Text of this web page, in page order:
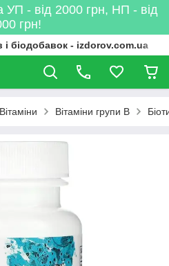
УП - від 2000 грн, НП - від
грн!
і біодобавок - izdorov.com.ua
Вітаміни Вітаміни групи B